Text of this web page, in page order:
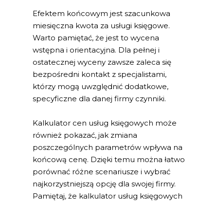
Efektem końcowym jest szacunkowa
miesięczna kwota za usługi księgowe.
Warto pamiętać, że jest to wycena
wstępna i orientacyjna. Dla pełnej i
ostatecznej wyceny zawsze zaleca się
bezpośredni kontakt z specjalistami,
którzy mogą uwzględnić dodatkowe,
specyficzne dla danej firmy czynniki.
Kalkulator cen usług księgowych może
również pokazać, jak zmiana
poszczególnych parametrów wpływa na
końcową cenę. Dzięki temu można łatwo
porównać różne scenariusze i wybrać
najkorzystniejszą opcję dla swojej firmy.
Pamiętaj, że kalkulator usług księgowych